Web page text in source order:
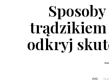
trądzikiem
odkryj